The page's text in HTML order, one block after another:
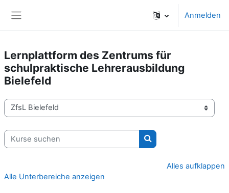
Anmelden
Lernplattform des Zentrums für
schulpraktische Lehrerausbildung
Bielefeld
Kursbereiche
Kurse suchen
Kurse suchen
Alles aufklappen
Alle Unterbereiche anzeigen